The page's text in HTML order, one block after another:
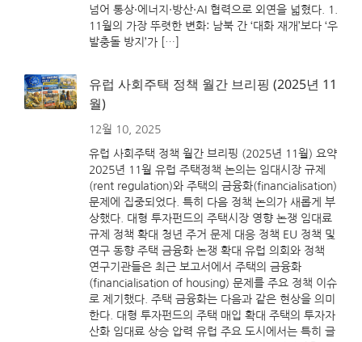
넘어 통상·에너지·방산·AI 협력으로 외연을 넓혔다. 1.
11월의 가장 뚜렷한 변화: 남북 간 ‘대화 재개’보다 ‘우
발충돌 방지’가 […]
유럽 사회주택 정책 월간 브리핑 (2025년 11
월)
12월 10, 2025
유럽 사회주택 정책 월간 브리핑 (2025년 11월) 요약
2025년 11월 유럽 주택정책 논의는 임대시장 규제
(rent regulation)와 주택의 금융화(financialisation)
문제에 집중되었다. 특히 다음 정책 논의가 새롭게 부
상했다. 대형 투자펀드의 주택시장 영향 논쟁 임대료
규제 정책 확대 청년 주거 문제 대응 정책 EU 정책 및
연구 동향 주택 금융화 논쟁 확대 유럽 의회와 정책
연구기관들은 최근 보고서에서 주택의 금융화
(financialisation of housing) 문제를 주요 정책 이슈
로 제기했다. 주택 금융화는 다음과 같은 현상을 의미
한다. 대형 투자펀드의 주택 매입 확대 주택의 투자자
산화 임대료 상승 압력 유럽 주요 도시에서는 특히 글